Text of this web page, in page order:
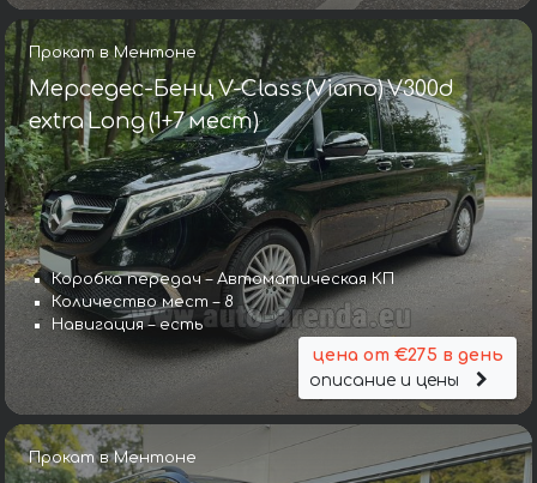
Прокат в Ментоне
Мерседес-Бенц V-Class (Viano) V300d
extra Long (1+7 мест)
Коробка передач – Автоматическая КП
Количество мест – 8
Навигация – есть
цена от €275 в день
описание и цены
Прокат в Ментоне